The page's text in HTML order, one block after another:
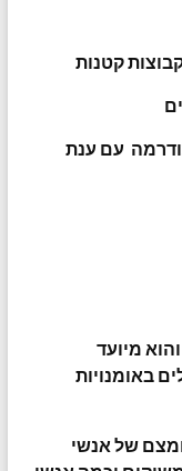
בפסיכודרמה עם ענת
מיועד
באומנויות
של אנשי